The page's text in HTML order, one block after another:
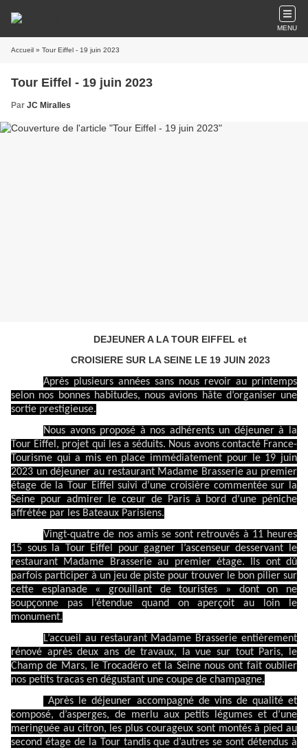
MENU
Accueil » Tour Eiffel - 19 juin 2023
Tour Eiffel - 19 juin 2023
Par JC Miralles
DEJEUNER A LA TOUR EIFFEL et
CROISIERE SUR LA SEINE LE 19 JUIN 2023
Après plusieurs années sans nous revoir au printemps
selon nos bonnes habitudes, nous avions hâte d’organiser une
sortie prestigieuse.
Nous avons proposé à nos adhérents un déjeuner à la
Tour Eiffel, projet qui les a séduits. Nous avons contacté France-
Tourisme qui a mis en place immédiatement pour le 19 juin
2023 un déjeuner au restaurant Madame Brasserie au premier
étage de la Tour Eiffel suivi d’une croisière commentée sur la
Seine pour admirer le cœur de Paris à bord d’une péniche
affrétée par les Bateaux Parisiens.
Vingt-quatre de nos amis se sont retrouvés à 11 heures
15 sous la Tour Eiffel pour gagner l’ascenseur desservant le
restaurant Madame Brasserie au premier étage. Ils ont dû
parfois participer à un jeu de piste pour trouver le bon pilier sur
cette esplanade « grouillant de touristes » dont on ne
soupçonne pas l’étendue quand on aperçoit au loin le
monument.
L’accueil au restaurant Madame Brasserie entièrement
rénové après deux ans de travaux, la vue sur tout Paris, le
Champ de Mars, le Trocadéro et la Seine nous ont fait oublier
nos petits tracas en dégustant une coupe de champagne.
Après le déjeuner accompagné de vins de qualité et
composé, d’asperges, de merlu aux petits légumes et d’une
meringuée au citron, les plus courageux sont montés à pied au
second étage de la Tour tandis que d’autres se sont détendus à